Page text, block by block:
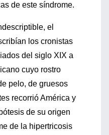
de este síndrome.
el
los cronistas
del siglo XIX a
cuyo rostro
pelo, de gruesos
recorrió América y
de su origen
de la hipertricosis